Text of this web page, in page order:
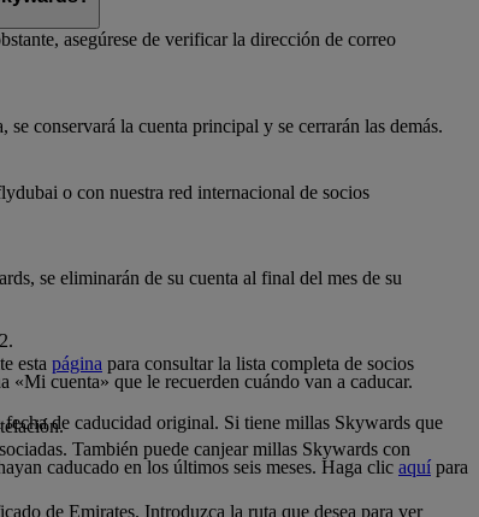
asegúrese de verificar la dirección de correo
conservará la cuenta principal y se cerrarán las demás.
o con nuestra red internacional de socios
se eliminarán de su cuenta al final del mes de su
«Mi cuenta» que le recuerden cuándo van a caducar.
de caducidad original. Si tiene millas Skywards que
esta página para consultar la lista completa de socios
caducado en los últimos seis meses. Haga clic aquí para
También puede canjear millas Skywards con
de Emirates. Introduzca la ruta que desea para ver